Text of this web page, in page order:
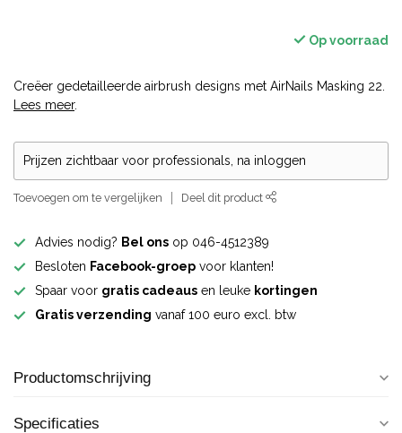
Op voorraad
Creëer gedetailleerde airbrush designs met AirNails Masking 22.
Lees meer.
Prijzen zichtbaar voor professionals, na inloggen
Toevoegen om te vergelijken Deel dit product
Advies nodig? Bel ons op 046-4512389
Besloten Facebook-groep voor klanten!
Spaar voor gratis cadeaus en leuke kortingen
Gratis verzending vanaf 100 euro excl. btw
Productomschrijving
Specificaties